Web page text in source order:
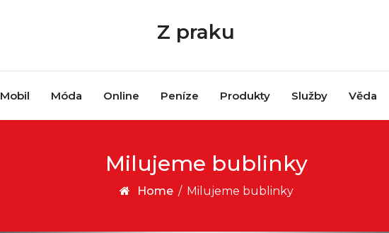
Z praku
Mobil Móda Online Peníze Produkty Služby Věda
Milujeme bublinky
Home / Milujeme bublinky